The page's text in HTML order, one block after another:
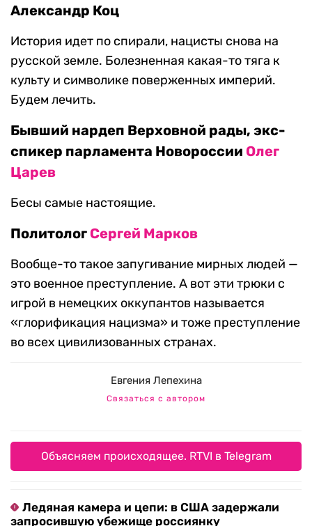
Александр Коц
История идет по спирали, нацисты снова на
русской земле. Болезненная какая-то тяга к
культу и символике поверженных империй.
Будем лечить.
Бывший нардеп Верховной рады, экс-
спикер парламента Новороссии Олег
Царев
Бесы самые настоящие.
Политолог Сергей Марков
Вообще-то такое запугивание мирных людей —
это военное преступление. А вот эти трюки с
игрой в немецких оккупантов называется
«глорификация нацизма» и тоже преступление
во всех цивилизованных странах.
Евгения Лепехина
Связаться с автором
Объясняем происходящее. RTVI в Telegram
Ледяная камера и цепи: в США задержали
запросившую убежище россиянку